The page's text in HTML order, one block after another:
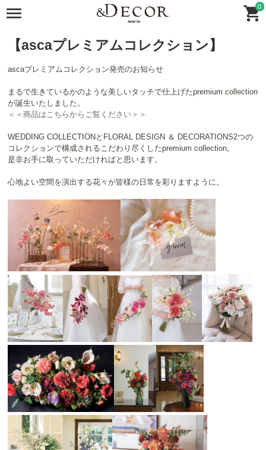
0
【ascaプレミアムコレクション】
ascaプレミアムコレクション発売のお知らせ
まるで⽣きているかのような美しいタッチで仕上げたpremium collection
が誕生いたしました。
＜＜商品はこちらからご覧ください＞＞
WEDDING COLLECTIONとFLORAL DESIGN ＆ DECORATIONS2つの
コレクションで構成されるこだわり尽くしたpremium collection。
是非お手に取っていただければと思います。
心地よい空間を演出する花々が皆様の日常を彩りますように。